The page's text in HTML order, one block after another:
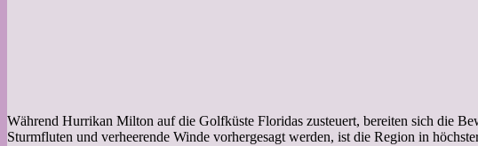
Während Hurrikan Milton auf die Golfküste Floridas zusteuert, bereiten sich die
Sturmfluten und verheerende Winde vorhergesagt werden, ist die Region in